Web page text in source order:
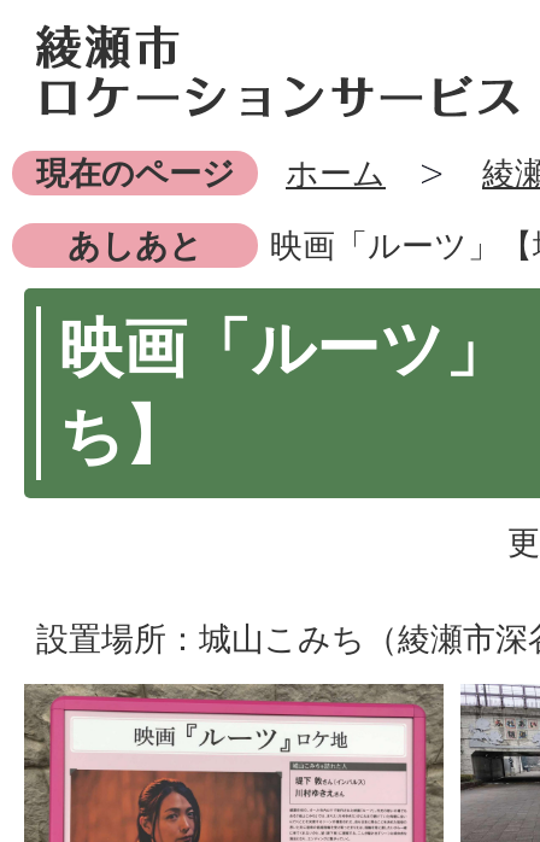
現在のページ ホーム
綾
あしあと
映画「ルーツ」
映画「ルーツ」
ち】
設置場所：城山こみち（綾瀬市深